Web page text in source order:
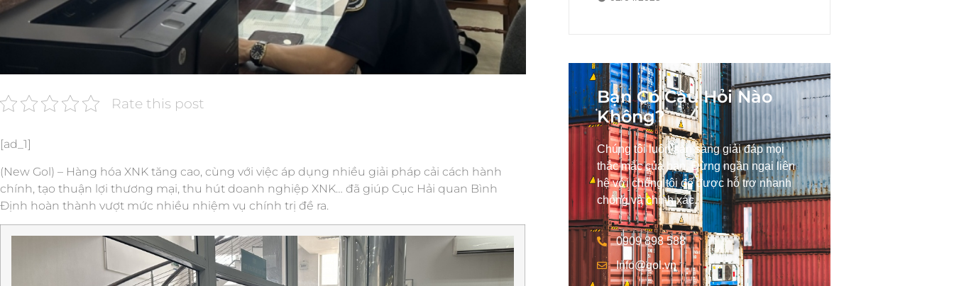
Rate this post
[ad_1]
(New Gol) – Hàng hóa XNK tăng cao, cùng với việc áp dụng nhiều giải pháp cải cách hành
chính, tạo thuận lợi thương mại, thu hút doanh nghiệp XNK… đã giúp Cục Hải quan Bình
Định hoàn thành vượt mức nhiều nhiệm vụ chính trị đề ra.
Bạn Có Câu Hỏi Nào
Không?
Chúng tôi luôn sẵn sàng giải đáp mọi
thắc mắc của bạn. Đừng ngần ngại liên
hệ với chúng tôi để được hỗ trợ nhanh
chóng và chính xác.
0909 898 588
Info@gol.vn